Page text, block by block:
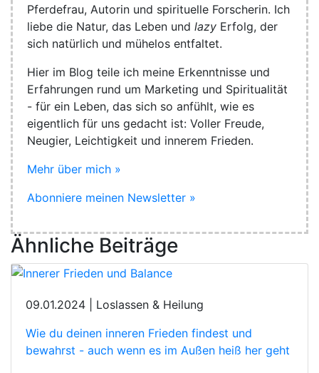
Pferdefrau, Autorin und spirituelle Forscherin. Ich
liebe die Natur, das Leben und lazy Erfolg, der
sich natürlich und mühelos entfaltet.
Hier im Blog teile ich meine Erkenntnisse und
Erfahrungen rund um Marketing und Spiritualität
- für ein Leben, das sich so anfühlt, wie es
eigentlich für uns gedacht ist: Voller Freude,
Neugier, Leichtigkeit und innerem Frieden.
Mehr über mich »
Abonniere meinen Newsletter »
Ähnliche Beiträge
09.01.2024 | Loslassen & Heilung
Wie du deinen inneren Frieden findest und
bewahrst - auch wenn es im Außen heiß her geht